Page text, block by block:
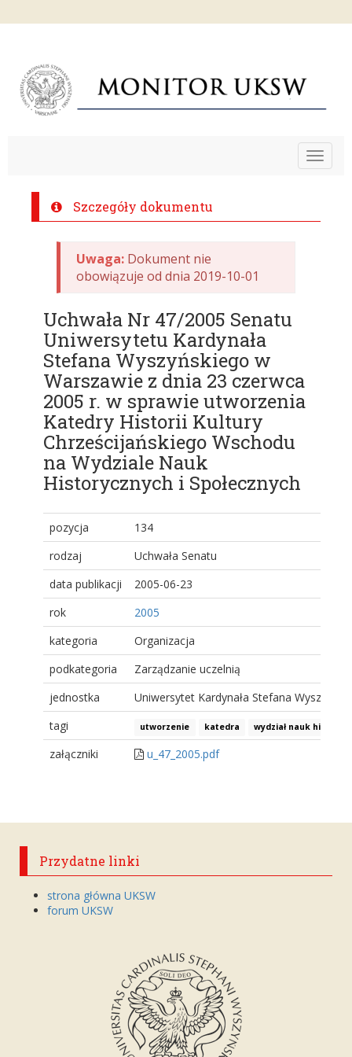
Toggle
Szczegóły dokumentu
Uwaga: Dokument nie
obowiązuje od dnia 2019-10-01
Uchwała Nr 47/2005 Senatu
Uniwersytetu Kardynała
Stefana Wyszyńskiego w
Warszawie z dnia 23 czerwca
2005 r. w sprawie utworzenia
Katedry Historii Kultury
Chrześcijańskiego Wschodu
na Wydziale Nauk
Historycznych i Społecznych
pozycja
134
rodzaj
Uchwała Senatu
data publikacji
2005-06-23
rok
2005
kategoria
Organizacja
podkategoria
Zarządzanie uczelnią
jednostka
Uniwersytet Kardynała Stefana
tagi
utworzenie katedra wydział nauk
załączniki u_47_2005.pdf
Przydatne linki
strona główna UKSW
forum UKSW